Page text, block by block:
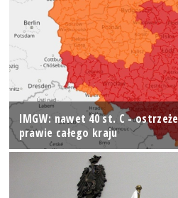
IMGW: nawet 40 st. C -
prawie całego kraju